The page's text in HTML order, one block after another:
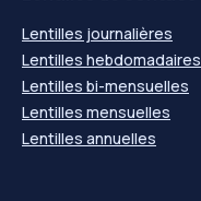
Lentilles journalières
Lentilles hebdomadaires
Lentilles bi-mensuelles
Lentilles mensuelles
Lentilles annuelles